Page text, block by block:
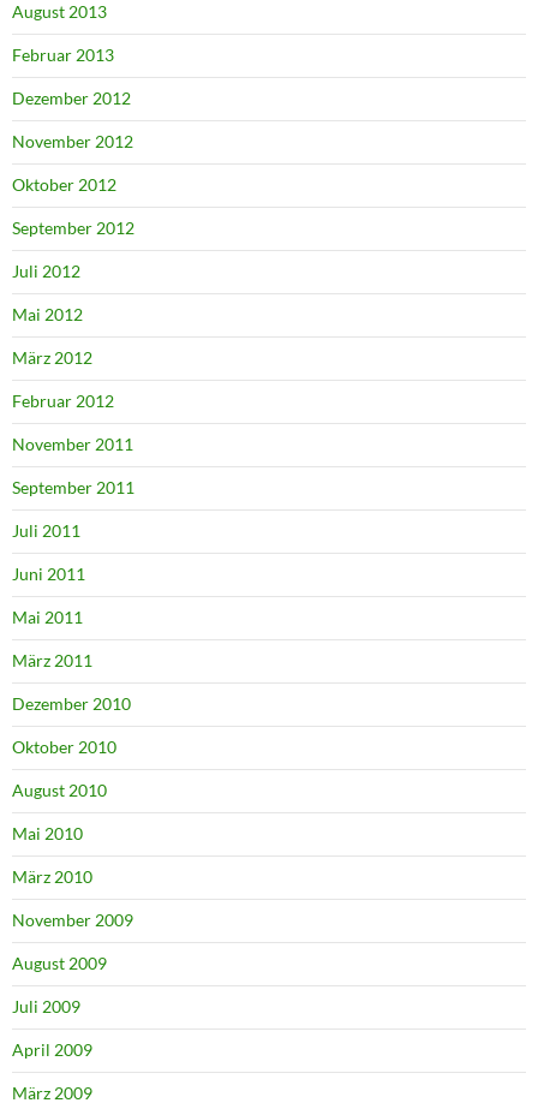
August 2013
Februar 2013
Dezember 2012
November 2012
Oktober 2012
September 2012
Juli 2012
Mai 2012
März 2012
Februar 2012
November 2011
September 2011
Juli 2011
Juni 2011
Mai 2011
März 2011
Dezember 2010
Oktober 2010
August 2010
Mai 2010
März 2010
November 2009
August 2009
Juli 2009
April 2009
März 2009